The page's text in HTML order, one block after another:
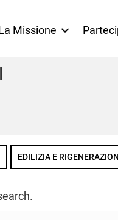
Missione
EDILIZIA E